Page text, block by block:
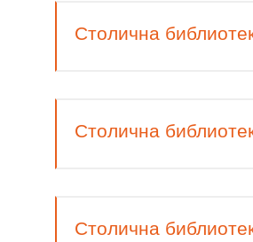
Столична
Столична
Столична